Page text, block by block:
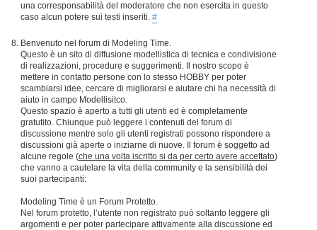
una corresponsabilità del moderatore che non esercita in questo
caso alcun potere sui testi inseriti. #
Benvenuto nel forum di Modeling Time.
Questo è un sito di diffusione modellistica di tecnica e condivisione
di realizzazioni, procedure e suggerimenti. Il nostro scopo è
mettere in contatto persone con lo stesso HOBBY per poter
scambiarsi idee, cercare di migliorarsi e aiutare chi ha necessità di
aiuto in campo Modellisitco.
Questo spazio è aperto a tutti gli utenti ed è completamente
gratutito. Chiunque può leggere i contenuti del forum di
discussione mentre solo gli utenti registrati possono rispondere a
discussioni già aperte o iniziarne di nuove. Il forum è soggetto ad
alcune regole (che una volta iscritto si da per certo avere accettato)
che vanno a cautelare la vita della community e la sensibilità dei
suoi partecipanti:
Modeling Time è un Forum Protetto.
Nel forum protetto, l’utente non registrato può soltanto leggere gli
argomenti e per poter partecipare attivamente alla discussione ed